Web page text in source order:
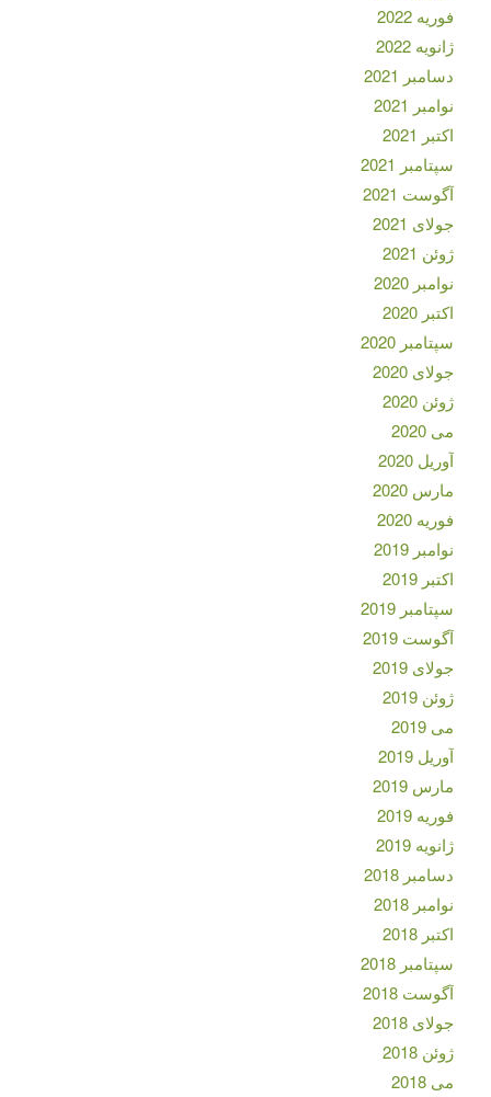
فوریه 2022
ژانویه 2022
دسامبر 2021
نوامبر 2021
اکتبر 2021
سپتامبر 2021
آگوست 2021
جولای 2021
ژوئن 2021
نوامبر 2020
اکتبر 2020
سپتامبر 2020
جولای 2020
ژوئن 2020
می 2020
آوریل 2020
مارس 2020
فوریه 2020
نوامبر 2019
اکتبر 2019
سپتامبر 2019
آگوست 2019
جولای 2019
ژوئن 2019
می 2019
آوریل 2019
مارس 2019
فوریه 2019
ژانویه 2019
دسامبر 2018
نوامبر 2018
اکتبر 2018
سپتامبر 2018
آگوست 2018
جولای 2018
ژوئن 2018
می 2018